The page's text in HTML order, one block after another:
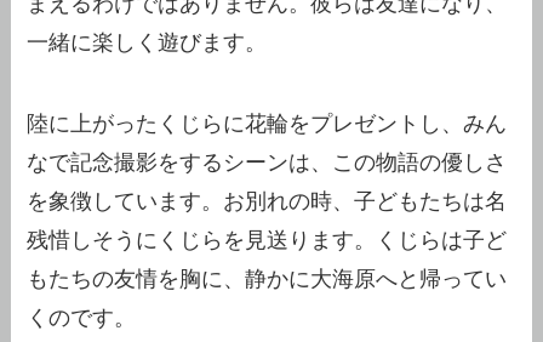
一緒に楽しく遊びます。
陸に上がったくじらに花輪をプレゼントし、みん
なで記念撮影をするシーンは、この物語の優しさ
を象徴しています。お別れの時、子どもたちは名
残惜しそうにくじらを見送ります。くじらは子ど
もたちの友情を胸に、静かに大海原へと帰ってい
くのです。